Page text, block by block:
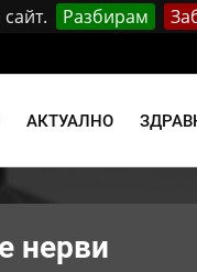
Разбирам
АКТУАЛНО
нерви